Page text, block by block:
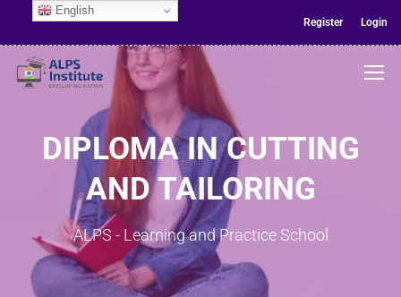
Register Login
DIPLOMA IN CUTTING
AND TAILORING
ALPS - Learning and Practice School
English